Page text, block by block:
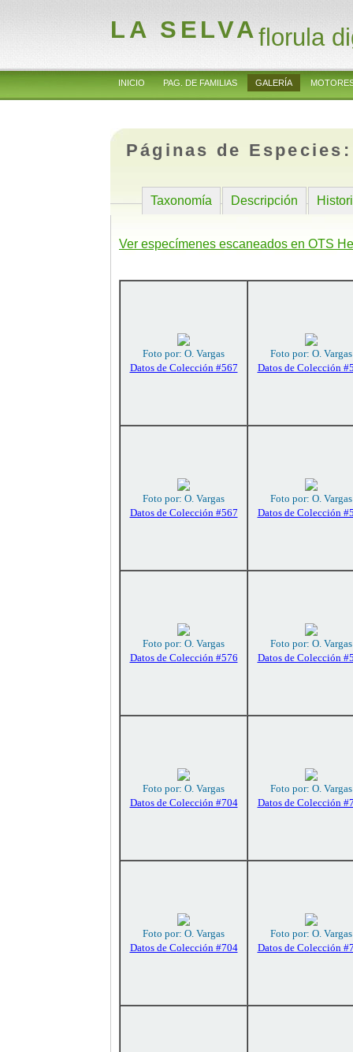
LA SELVAflorula
INICIO PAG. DE FAMILIAS GALERÍA
Páginas de
Taxonomía Descripción
Ver especímenes escaneados en OTS
Foto por: O. Vargas
Datos de Colección #567
Foto por: O. Vargas
Datos de Colección
Foto por: O. Vargas
Datos de Colección #567
Foto por: O. Vargas
Datos de Colección
Foto por: O. Vargas
Datos de Colección #576
Foto por: O. Vargas
Datos de Colección
Foto por: O. Vargas
Datos de Colección #704
Foto por: O. Vargas
Datos de Colección
Foto por: O. Vargas
Datos de Colección #704
Foto por: O. Vargas
Datos de Colección